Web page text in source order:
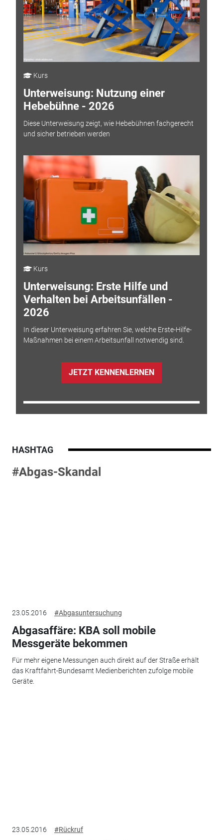
Kurs
Unterweisung: Nutzung einer
Hebebühne - 2026
Diese Unterweisung zeigt, wie Hebebühnen fachgerecht
und sicher betrieben werden
Kurs
Unterweisung: Erste Hilfe und
Verhalten bei Arbeitsunfällen -
2026
In dieser Unterweisung erfahren Sie, welche Erste-Hilfe-
Maßnahmen bei einem Arbeitsunfall notwendig sind.
JETZT KENNENLERNEN
HASHTAG
#Abgas-Skandal
23.05.2016 #Abgasuntersuchung
Abgasaffäre: KBA soll mobile
Messgeräte bekommen
Für mehr eigene Messungen auch direkt auf der Straße erhält
das Kraftfahrt-Bundesamt Medienberichten zufolge mobile
Geräte.
23.05.2016 #Rückruf